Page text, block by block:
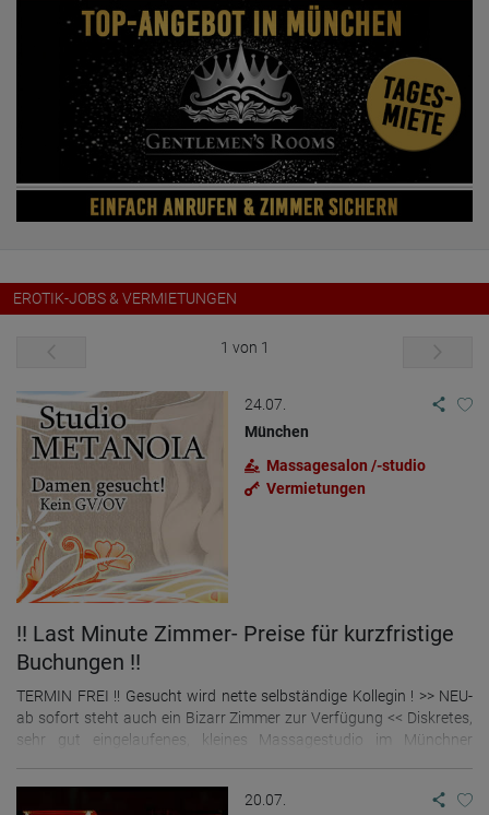
EROTIK-JOBS & VERMIETUNGEN
1 von 1
24.07.
München
Massagesalon /-studio
Vermietungen
!! Last Minute Zimmer- Preise für kurzfristige
Buchungen !!
TERMIN FREI !! Gesucht wird nette selbständige Kollegin ! >> NEU-
ab sofort steht auch ein Bizarr Zimmer zur Verfügung << Diskretes,
sehr gut eingelaufenes, kleines Massagestudio im Münchner
Zimmer haben eine Vollausstattung mit stets frischen Handtüchern.
Ausgestattet mit Massagematten und Massage- X Liege Bad,
20.07.